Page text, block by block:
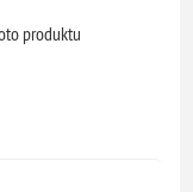
produktu